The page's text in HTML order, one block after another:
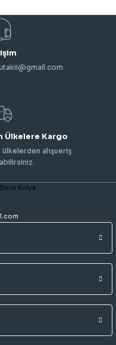
Ülkelere Kargo
ülkelerden alışveriş